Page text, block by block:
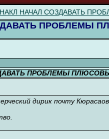
НАЧАЛ СОЗДАВАТЬ
ПРОБЛЕМЫ
ПРОБЛЕМЫ
дирик почту